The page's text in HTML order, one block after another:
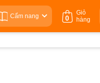
Cẩm nang
Giỏ
hàng
0